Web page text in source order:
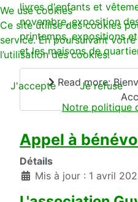
livres d'enfants et
novembre, exposition
printemps, expositions
et les maisons de
Read more:
Appel à
Détails
Mis à jour : 1 avril
We use cookies
Ce site utilise des cookies
service. En poursuivant
l’utilisation des cookies.
J'accepte
Je refuse
Notre politique